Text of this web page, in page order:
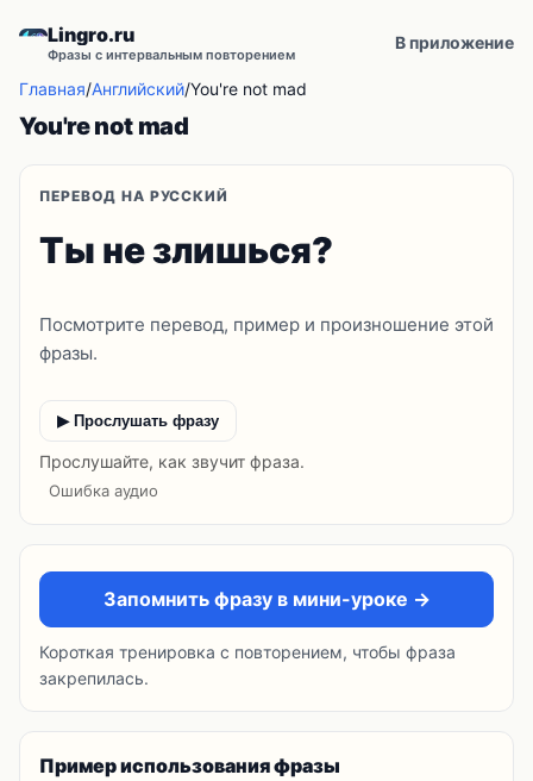
Lingro.ru
Фразы с интервальным повторением
В приложение
Главная/Английский/You're not mad
You're not mad
ПЕРЕВОД НА РУССКИЙ
Ты не злишься?
Посмотрите перевод, пример и произношение этой
фразы.
▶ Прослушать фразу
Прослушайте, как звучит фраза.
Ошибка аудио
Запомнить фразу в мини-уроке →
Короткая тренировка с повторением, чтобы фраза
закрепилась.
Пример использования фразы